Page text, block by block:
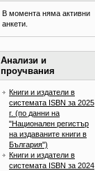
В момента няма активни
анкети.
Анализи и
проучвания
Книги и издатели в
системата ISBN за 2025
г. (по данни на
"Национален регистър
на издаваните книги в
България")
Книги и издатели в
системата ISBN за 2024